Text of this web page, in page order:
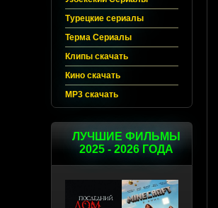
Турецкие сериалы
Терма Сериалы
Клипы скачать
Кино скачать
MP3 скачать
ЛУЧШИЕ ФИЛЬМЫ
2025 - 2026 ГОДА